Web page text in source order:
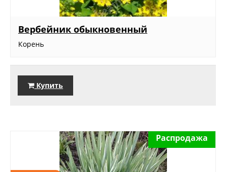
Вербейник обыкновенный
Корень
Купить
Распродажа